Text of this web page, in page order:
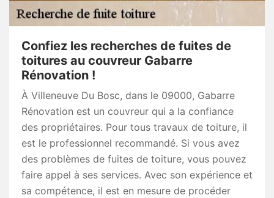
Confiez les recherches de fuites de
toitures au couvreur Gabarre
Rénovation !
À Villeneuve Du Bosc, dans le 09000, Gabarre
Rénovation est un couvreur qui a la confiance
des propriétaires. Pour tous travaux de toiture, il
est le professionnel recommandé. Si vous avez
des problèmes de fuites de toiture, vous pouvez
faire appel à ses services. Avec son expérience et
sa compétence, il est en mesure de procéder